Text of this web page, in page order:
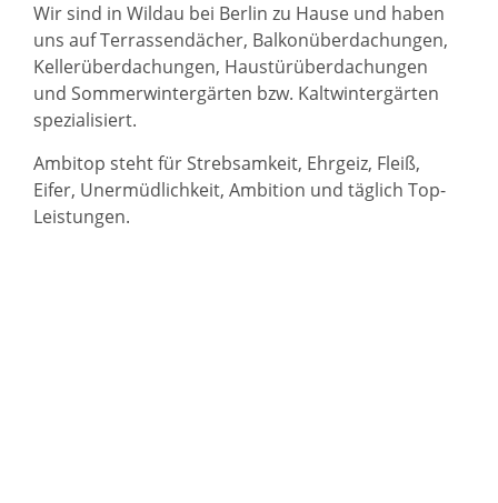
Wir sind in Wildau bei Berlin zu Hause und haben
uns auf Terrassendächer, Balkonüberdachungen,
Kellerüberdachungen, Haustürüberdachungen
und Sommerwintergärten bzw. Kaltwintergärten
spezialisiert.
Ambitop steht für Strebsamkeit, Ehrgeiz, Fleiß,
Eifer, Unermüdlichkeit, Ambition und täglich Top-
Leistungen.